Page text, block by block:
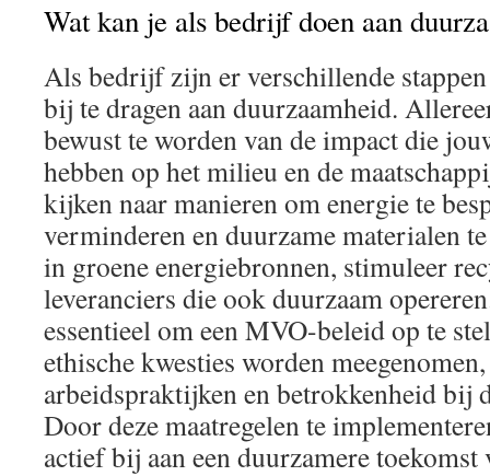
Wat kan je als bedrijf doen aan
Als bedrijf zijn er verschillende
bij te dragen aan duurzaamheid.
bewust te worden van de impact die
hebben op het milieu en de
kijken naar manieren om energie te
verminderen en duurzame materialen
in groene energiebronnen, stimuleer
leveranciers die ook duurzaam
essentieel om een MVO-beleid op te
ethische kwesties worden
arbeidspraktijken en betrokkenheid bij
Door deze maatregelen te
actief bij aan een duurzamere